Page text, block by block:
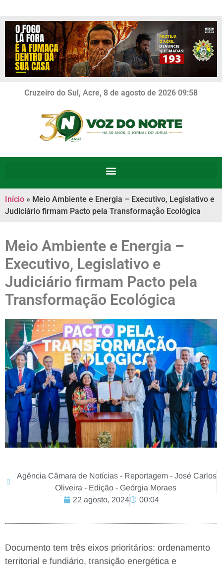
Cruzeiro do Sul, Acre, 8 de agosto de 2026 09:58
Início » Meio Ambiente e Energia – Executivo, Legislativo e
Judiciário firmam Pacto pela Transformação Ecológica
Meio Ambiente e Energia –
Executivo, Legislativo e
Judiciário firmam Pacto pela
Transformação Ecológica
Agência Câmara de Notícias - Reportagem - José Carlos
Oliveira - Edição - Geórgia Moraes
22 agosto, 2024
00:04
Documento tem três eixos prioritários: ordenamento
territorial e fundiário, transição energética e